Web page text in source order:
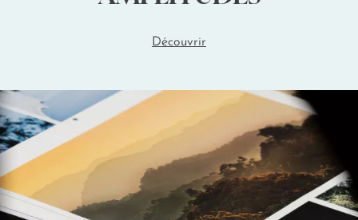
Et quand faire sa demande de visa pour un séjour
Cela vous laissera le temps nécessaire pour réunir tous les
documents requis. Pensez à vérifier la date d'expiration de
votre passeport. En anticipant, vous vous assurez de pouvoir
partir au Vietnam en toute tranquillité. Oubliez le stress de
devoir régler les formalités à la dernière minute !
Si vous avez des interrogations ou le moindre doute,nos
experts Amplitudes vous aident dans vos démarches
Découvrir